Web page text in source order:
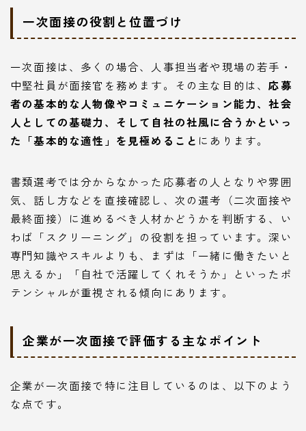
一次面接の役割と位置づけ
一次面接は、多くの場合、人事担当者や現場の若手・
中堅社員が面接官を務めます。その主な目的は、応募
者の基本的な人物像やコミュニケーション能力、社会
人としての基礎力、そして自社の社風に合うかといっ
た「基本的な適性」を見極めること にあります。
書類選考では分からなかった応募者の人となりや雰囲
気、話し方などを直接確認し、次の選考（二次面接や
最終面接）に進めるべき人材かどうかを判断する、い
わば「スクリーニング」の役割を担っています。深い
専門知識やスキルよりも、まずは「一緒に働きたいと
思えるか」「自社で活躍してくれそうか」といったポ
テンシャルが重視される傾向にあります。
企業が一次面接で評価する主なポイント
企業が一次面接で特に注目しているのは、以下のよう
な点です。